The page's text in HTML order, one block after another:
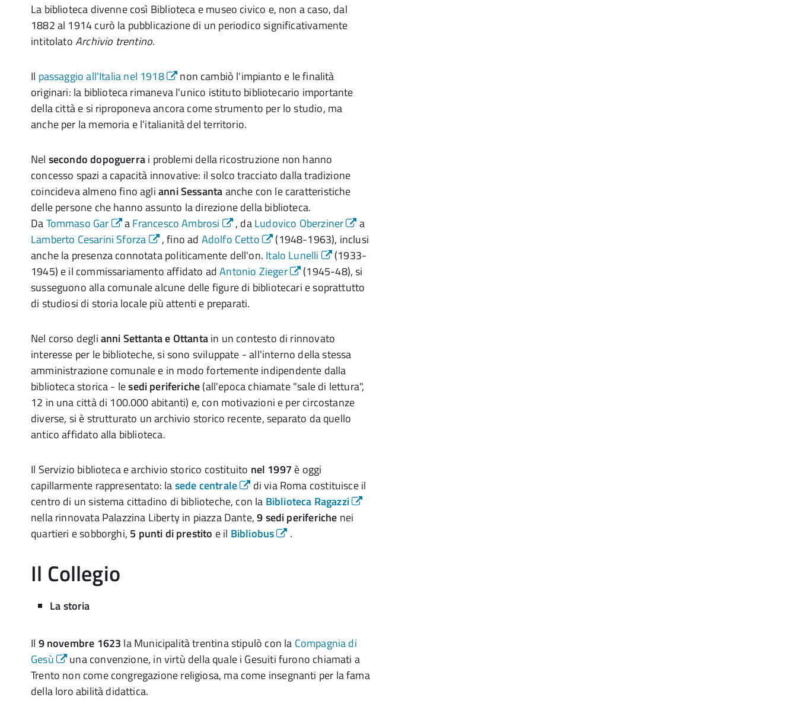
La biblioteca divenne così Biblioteca e museo civico e, non a caso, dal
1882 al 1914 curò la pubblicazione di un periodico significativamente
intitolatoArchivio trentino.
Il passaggio all'Italia nel 1918
non cambiò l'impianto e le finalità
originari: la biblioteca rimaneva l'unico istituto bibliotecario importante
della città e si riproponeva ancora come strumento per lo studio, ma
anche per la memoria e l'italianità del territorio.
Nel secondo dopoguerrai problemi della ricostruzione non hanno
concesso spazi a capacità innovative: il solco tracciato dalla tradizione
coincideva almeno fino aglianni Sessantaanche con le caratteristiche
delle persone che hanno assunto la direzione della biblioteca.
DaTommaso Gar aFrancesco Ambrosi , daLudovico Oberziner
a
Lamberto Cesarini Sforza
, fino ad Adolfo Cetto
(1948-1963), inclusi
anche la presenza connotata politicamente dell'on. Italo Lunelli
(1933-
1945) e il commissariamento affidato adAntonio Zieger
(1945-48), si
susseguono alla comunale alcune delle figure di bibliotecari e soprattutto
di studiosi di storia locale più attenti e preparati.
Nel corso deglianni Settanta e Ottantain un contesto di rinnovato
interesse per le biblioteche, si sono sviluppate - all'interno della stessa
amministrazione comunale e in modo fortemente indipendente dalla
biblioteca storica - lesedi periferiche(all'epoca chiamate "sale di lettura",
12 in una città di 100.000 abitanti) e, con motivazioni e per circostanze
diverse, si è strutturato un archivio storico recente, separato da quello
antico affidato alla biblioteca.
Il Servizio biblioteca e archivio storico costituito nel 1997 è oggi
capillarmente rappresentato: lasede centrale
di via Roma costituisce il
centro di un sistema cittadino di biblioteche, con la Biblioteca Ragazzi
nella rinnovata Palazzina Liberty in piazza Dante,9 sedi periferiche nei
quartieri e sobborghi, 5 punti di prestito e il Bibliobus .
Il Collegio
La storia
Il 9 novembre 1623 la Municipalità trentina stipulò con la Compagnia di
Gesù
una convenzione, in virtù della quale i Gesuiti furono chiamati a
Trento non come congregazione religiosa, ma come insegnanti per la fama
della loro abilità didattica.